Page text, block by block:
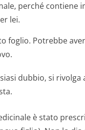
perché contiene
lei.
foglio. Potrebbe
dubbio, si rivolga
è stato